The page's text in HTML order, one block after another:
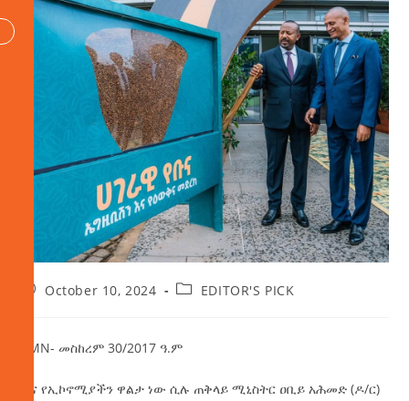
October 10, 2024 EDITOR'S PICK
AMN- መስከረም 30/2017 ዓ.ም
ቡና የኢኮኖሚያችን ዋልታ ነው ሲሉ ጠቅላይ ሚኒስትር ዐቢይ አሕመድ (ዶ/ር)